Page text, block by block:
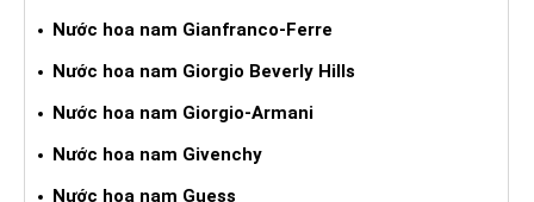
Nước hoa nam Gianfranco-Ferre
Nước hoa nam Giorgio Beverly Hills
Nước hoa nam Giorgio-Armani
Nước hoa nam Givenchy
Nước hoa nam Guess